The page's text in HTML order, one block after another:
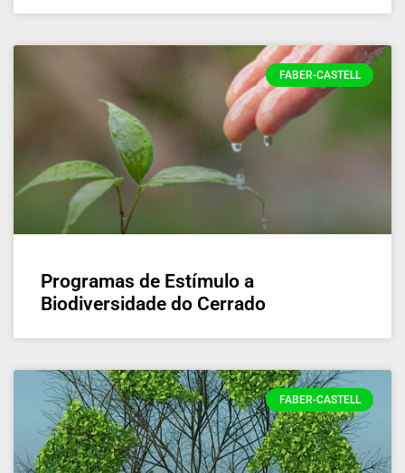
FABER-CASTELL
Programas de Estímulo a
Biodiversidade do Cerrado
FABER-CASTELL